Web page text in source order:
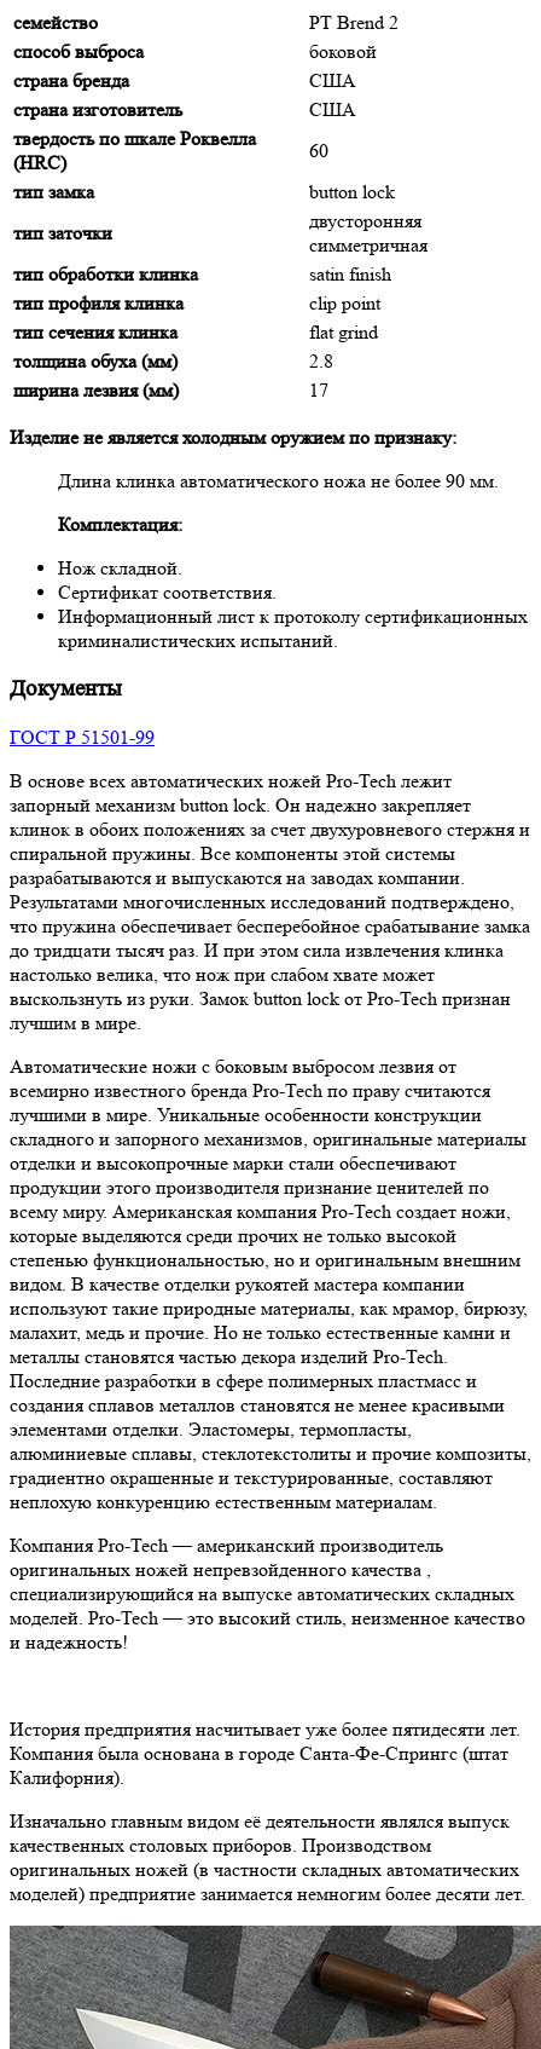
семейство
PT Brend 2
способ выброса
боковой
страна бренда
США
страна изготовитель
США
твердость по шкале Роквелла
(HRC)
60
тип замка
button lock
тип заточки
двусторонняя
симметричная
тип обработки клинка
satin finish
тип профиля клинка
clip point
тип сечения клинка
flat grind
толщина обуха (мм)
2.8
ширина лезвия (мм)
17
Изделие не является холодным оружием по признаку:
Длина клинка автоматического ножа не более 90 мм.
Комплектация:
Нож складной.
Сертификат соответствия.
Информационный лист к протоколу сертификационных
криминалистических испытаний.
Документы
ГОСТ Р 51501-99
В основе всех автоматических ножей Pro-Tech лежит
запорный механизм button lock. Он надежно закрепляет
клинок в обоих положениях за счет двухуровневого стержня и
спиральной пружины. Все компоненты этой системы
разрабатываются и выпускаются на заводах компании.
Результатами многочисленных исследований подтверждено,
что пружина обеспечивает бесперебойное срабатывание замка
до тридцати тысяч раз. И при этом сила извлечения клинка
настолько велика, что нож при слабом хвате может
выскользнуть из руки. Замок button lock от Pro-Tech признан
лучшим в мире.
Автоматические ножи с боковым выбросом лезвия от
всемирно известного бренда Pro-Tech по праву считаются
лучшими в мире. Уникальные особенности конструкции
складного и запорного механизмов, оригинальные материалы
отделки и высокопрочные марки стали обеспечивают
продукции этого производителя признание ценителей по
всему миру. Американская компания Pro-Tech создает ножи,
которые выделяются среди прочих не только высокой
степенью функциональностью, но и оригинальным внешним
видом. В качестве отделки рукоятей мастера компании
используют такие природные материалы, как мрамор, бирюзу,
малахит, медь и прочие. Но не только естественные камни и
металлы становятся частью декора изделий Pro-Tech.
Последние разработки в сфере полимерных пластмасс и
создания сплавов металлов становятся не менее красивыми
элементами отделки. Эластомеры, термопласты,
алюминиевые сплавы, стеклотекстолиты и прочие композиты,
градиентно окрашенные и текстурированные, составляют
неплохую конкуренцию естественным материалам.
Компания Pro-Tech — американский производитель
оригинальных ножей непревзойденного качества ,
специализирующийся на выпуске автоматических складных
моделей. Pro-Tech — это высокий стиль, неизменное качество
и надежность!
История предприятия насчитывает уже более пятидесяти лет.
Компания была основана в городе Санта-Фе-Спрингс (штат
Калифорния).
Изначально главным видом её деятельности являлся выпуск
качественных столовых приборов. Производством
оригинальных ножей (в частности складных автоматических
моделей) предприятие занимается немногим более десяти лет.